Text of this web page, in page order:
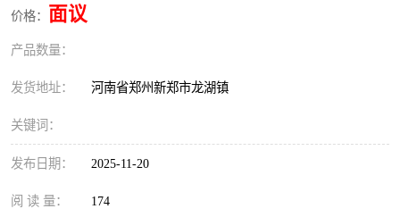
价格： 面议
产品数量：
发货地址： 河南省郑州新郑市龙湖镇
关键词：
发布日期： 2025-11-20
阅 读 量： 174